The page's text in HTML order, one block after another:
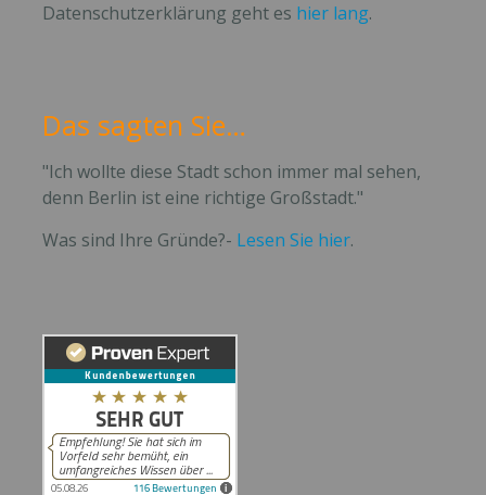
Datenschutzerklärung geht es hier lang.
Das sagten Sie…
"Ich wollte diese Stadt schon immer mal sehen,
denn Berlin ist eine richtige Großstadt."
Was sind Ihre Gründe?- Lesen Sie hier.